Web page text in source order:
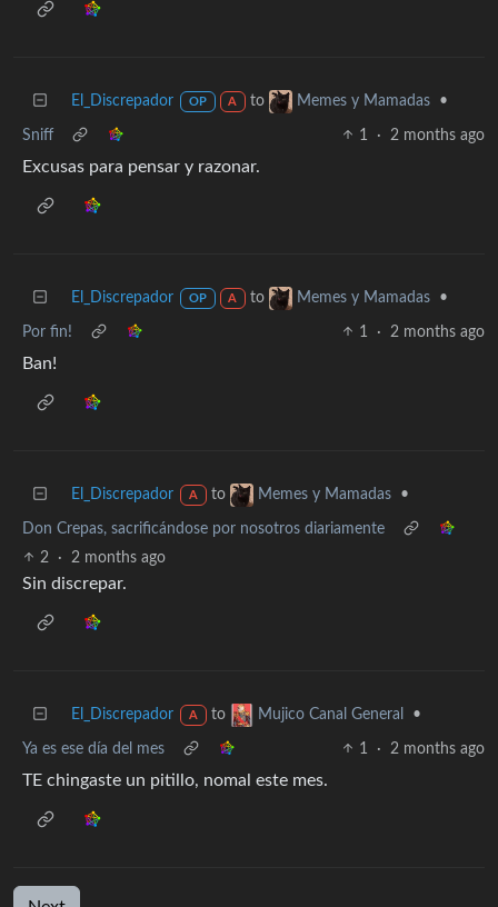
El_Discrepador OP A to Memes y Mamadas •
Sniff 1 · 2 months ago
Excusas para pensar y razonar.
El_Discrepador OP A to Memes y Mamadas •
Por fin! 1 · 2 months ago
Ban!
El_Discrepador A to Memes y Mamadas •
Don Crepas, sacrificándose por nosotros diariamente
2
· 2 months ago
Sin discrepar.
El_Discrepador A to Mujico Canal General •
Ya es ese día del mes 1 · 2 months ago
TE chingaste un pitillo, nomal este mes.